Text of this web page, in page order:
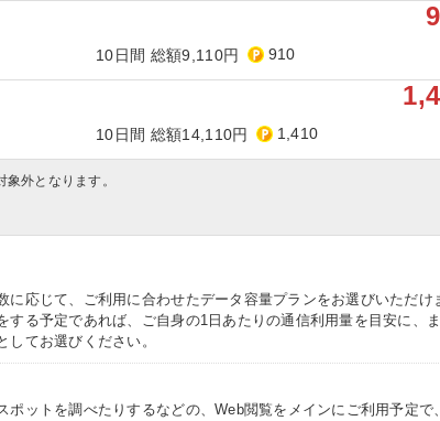
10日間 総額9,110円 910
10日間 総額14,110円 1,410
外となります。
に応じて、ご利用に合わせたデータ容量プランをお選びいただけ
する予定であれば、ご自身の1日あたりの通信利用量を目安に、
てお選びください。
ポットを調べたりするなどの、Web閲覧をメインにご利用予定